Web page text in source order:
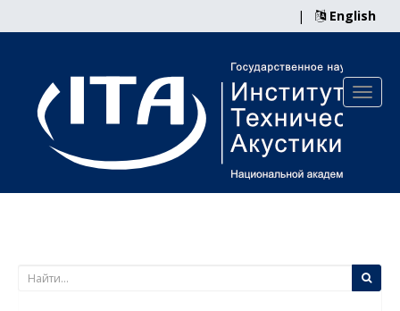
| English